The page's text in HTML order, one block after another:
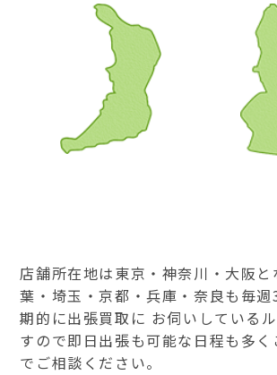
店舗所在地は東京・神奈川・大阪
葉・埼玉・京都・兵庫・奈良も毎
期的に出張買取に お伺いしている
すので即日出張も可能な日程も多く
でご相談ください。